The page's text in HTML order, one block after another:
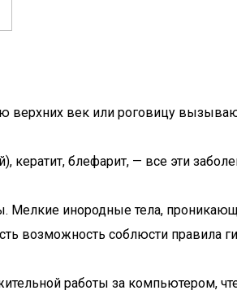
верхних век или роговицу
кератит, блефарит, — все эти
Мелкие инородные тела,
возможность соблюсти правила
работы за компьютером,